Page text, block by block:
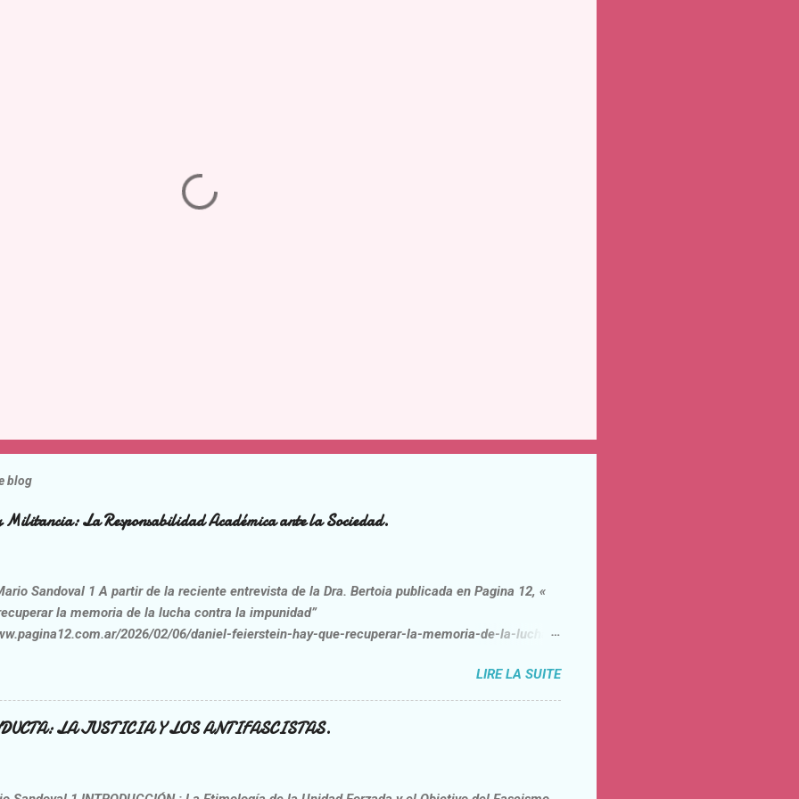
blog
Militancia: La Responsabilidad Académica ante la Sociedad.
Sandoval 1 A partir de la reciente entrevista de la Dra. Bertoia publicada en Pagina 12, «
la memoria de la lucha contra la impunidad”
2026/02/06/daniel-feierstein-hay-que-recuperar-la-memoria-de-la-lucha-
Esta idea no nace de una voluntad correctora, sino de la necesidad de confrontar
que nos interpelan como sujetos racionales y miembros de una sociedad civil. Si bien el
de un académico reconocido, el contenido analizado no constituye, forzosamente, un
LIRE LA SUITE
LA JUSTICIA Y LOS ANTIFASCISTAS.